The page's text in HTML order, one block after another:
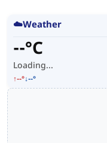
☁️Weather
--°C
Loading...
↑--°↓--°